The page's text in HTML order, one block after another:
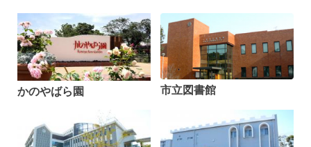
かのやばら園 市立図書館